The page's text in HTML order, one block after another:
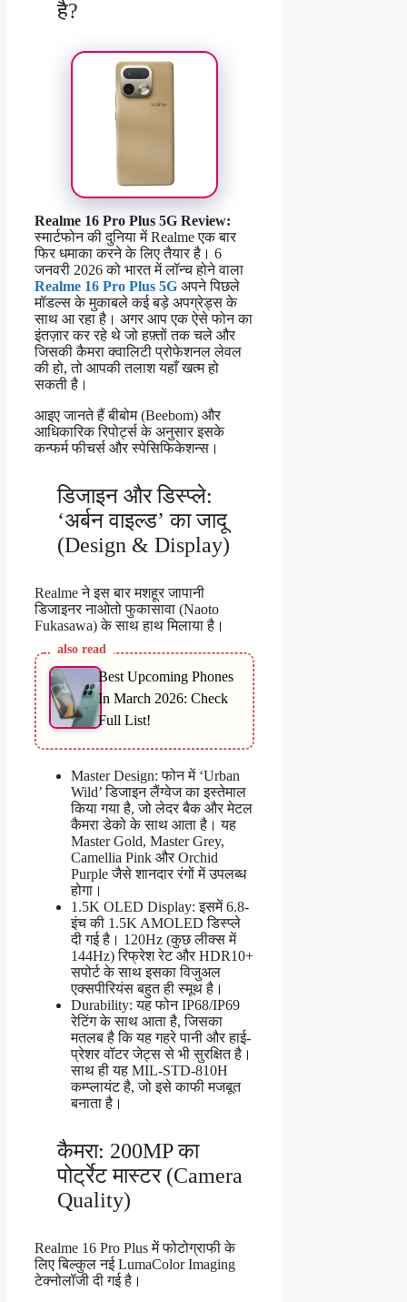
है?
Realme 16 Pro Plus 5G Review:
स्मार्टफोन की दुनिया में Realme एक बार
फिर धमाका करने के लिए तैयार है। 6
जनवरी 2026 को भारत में लॉन्च होने वाला
Realme 16 Pro Plus 5G अपने पिछले
मॉडल्स के मुकाबले कई बड़े अपग्रेड्स के
साथ आ रहा है। अगर आप एक ऐसे फोन का
इंतज़ार कर रहे थे जो हफ़्तों तक चले और
जिसकी कैमरा क्वालिटी प्रोफेशनल लेवल
की हो, तो आपकी तलाश यहाँ खत्म हो
सकती है।
आइए जानते हैं बीबोम (Beebom) और
आधिकारिक रिपोर्ट्स के अनुसार इसके
कन्फर्म फीचर्स और स्पेसिफिकेशन्स।
डिजाइन और डिस्प्ले:
‘अर्बन वाइल्ड’ का जादू
(Design & Display)
Realme ने इस बार मशहूर जापानी
डिजाइनर नाओतो फुकासावा (Naoto
Fukasawa) के साथ हाथ मिलाया है।
also read
Best Upcoming Phones
In March 2026: Check
Full List!
Master Design: फोन में ‘Urban
Wild’ डिजाइन लैंग्वेज का इस्तेमाल
किया गया है, जो लेदर बैक और मेटल
कैमरा डेको के साथ आता है। यह
Master Gold, Master Grey,
Camellia Pink और Orchid
Purple जैसे शानदार रंगों में उपलब्ध
होगा।
1.5K OLED Display: इसमें 6.8-
इंच की 1.5K AMOLED डिस्प्ले
दी गई है। 120Hz (कुछ लीक्स में
144Hz) रिफ्रेश रेट और HDR10+
सपोर्ट के साथ इसका विजुअल
एक्सपीरियंस बहुत ही स्मूथ है।
Durability: यह फोन IP68/IP69
रेटिंग के साथ आता है, जिसका
मतलब है कि यह गहरे पानी और हाई-
प्रेशर वॉटर जेट्स से भी सुरक्षित है।
साथ ही यह MIL-STD-810H
कम्प्लायंट है, जो इसे काफी मजबूत
बनाता है।
कैमरा: 200MP का
पोर्ट्रेट मास्टर (Camera
Quality)
Realme 16 Pro Plus में फोटोग्राफी के
लिए बिल्कुल नई LumaColor Imaging
टेक्नोलॉजी दी गई है।